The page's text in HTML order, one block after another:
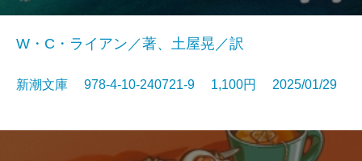
W・C・ライアン／著、土屋晃／訳
新潮文庫 978-4-10-240721-9 1,100円 2025/01/29